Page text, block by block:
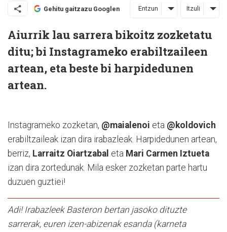
Gehitu gaitzazu Googlen Entzun Itzuli
Aiurrik lau sarrera bikoitz zozketatu
ditu; bi Instagrameko erabiltzaileen
artean, eta beste bi harpidedunen
artean.
Instagrameko zozketan, @maialenoi eta @koldovich
erabiltzaileak izan dira irabazleak. Harpidedunen artean,
berriz, Larraitz Oiartzabal eta Mari Carmen Iztueta
izan dira zortedunak. Mila esker zozketan parte hartu
duzuen guztiei!
Adi! Irabazleek Basteron bertan jasoko dituzte
sarrerak, euren izen-abizenak esanda (karneta